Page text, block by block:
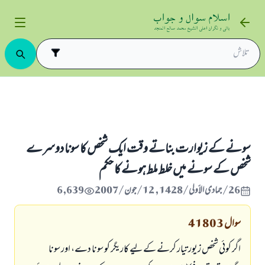
سونے كے زيوارت بناتے وقت ايك شخص كا سونا دوسرے
شخص كے سونے ميں خلط ملط ہونے كا حكم
26/جمادى الأولى/1428 , 12/جون/2007 6,639
سوال41803
اگر كوئى شخص زيور تيار كرنے كےليے كاريگر كو سونا دے، اور سونا